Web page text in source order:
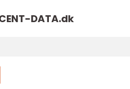
DATA.dk